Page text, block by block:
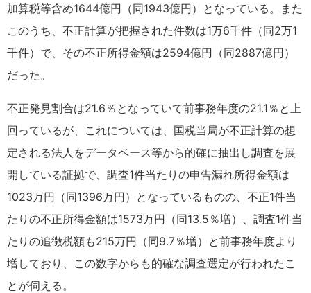
加算税等含め1644億円（同1943億円）となっている。また
このうち、不正計算が把握された件数は1万6千件（同2万1
千件）で、その不正所得金額は2594億円（同2887億円）
だった。
不正発見割合は21.6％となっていて前事務年度の21.1％と上
回っているが、これについては、国税当局が不正計算の想
定される法人をデータベース等から的確に抽出し調査を展
開している証拠で、調査1件当たりの申告漏れ所得金額は
1023万円（同1396万円）となっているものの、不正1件当
たりの不正所得金額は1573万円（同13.5％増）、調査1件当
たりの追徴税額も215万円（同9.7％増）と前事務年度より
増しており、この数字からも的確な調査選定が行われたこ
とが伺える。